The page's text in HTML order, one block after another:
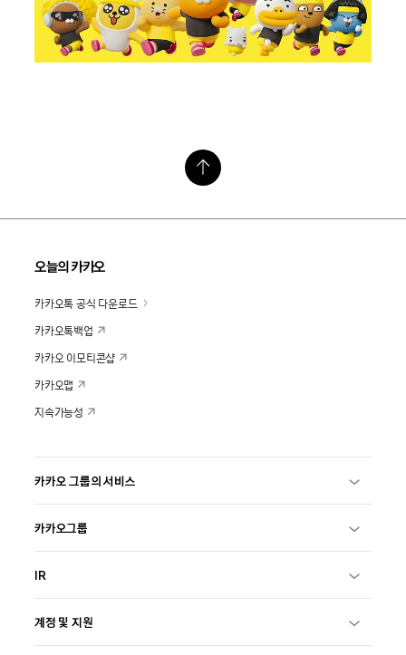
오늘의 카카오
카카오톡 공식 다운로드
카카오톡백업
카카오 이모티콘샵
카카오맵
지속가능성
카카오 그룹의 서비스
카카오그룹
IR
계정 및 지원